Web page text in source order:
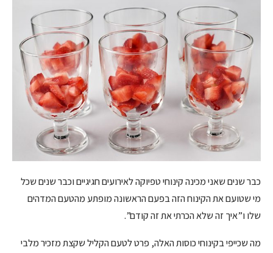
כבר שנים שאני מכינה קינוחי טפיוקה לאירועים חגיגיים וכבר שנים שכל
מי שטועם את הקינוח הזה בפעם הראשונה מופתע מהטעם המדהים
שלו ו”איך זה שלא הכרתי את זה קודם”.
מה שכייפי בקינוחי כוסות האלה, פרט לטעם הקליל שקצת מזכיר מלבי